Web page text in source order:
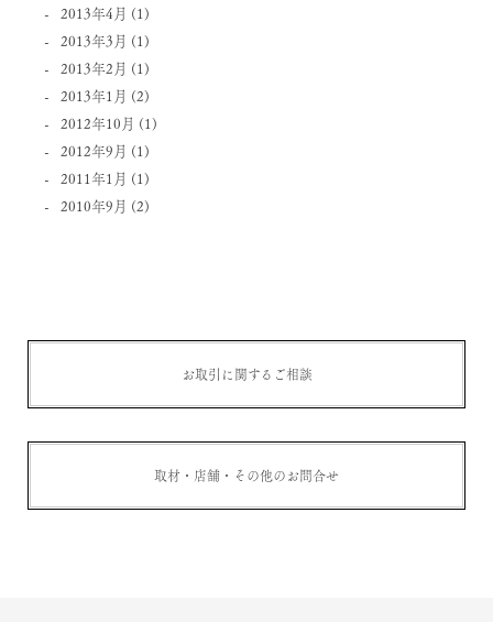
2013年4月 (1)
2013年3月 (1)
2013年2月 (1)
2013年1月 (2)
2012年10月 (1)
2012年9月 (1)
2011年1月 (1)
2010年9月 (2)
お取引に関するご相談
取材・店舗・その他のお問合せ